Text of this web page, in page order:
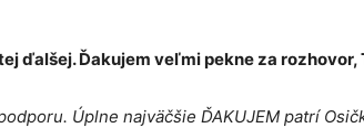
ďalšej. Ďakujem veľmi pekne za rozhovor,
Úplne najväčšie ĎAKUJEM patrí